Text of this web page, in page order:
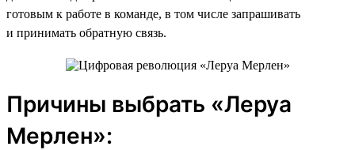
готовым к работе в команде, в том числе запрашивать
и принимать обратную связь.
Причины выбрать «Леруа
Мерлен»: